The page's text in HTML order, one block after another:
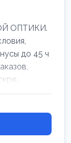
ОПТИКИ.
до 45 ч